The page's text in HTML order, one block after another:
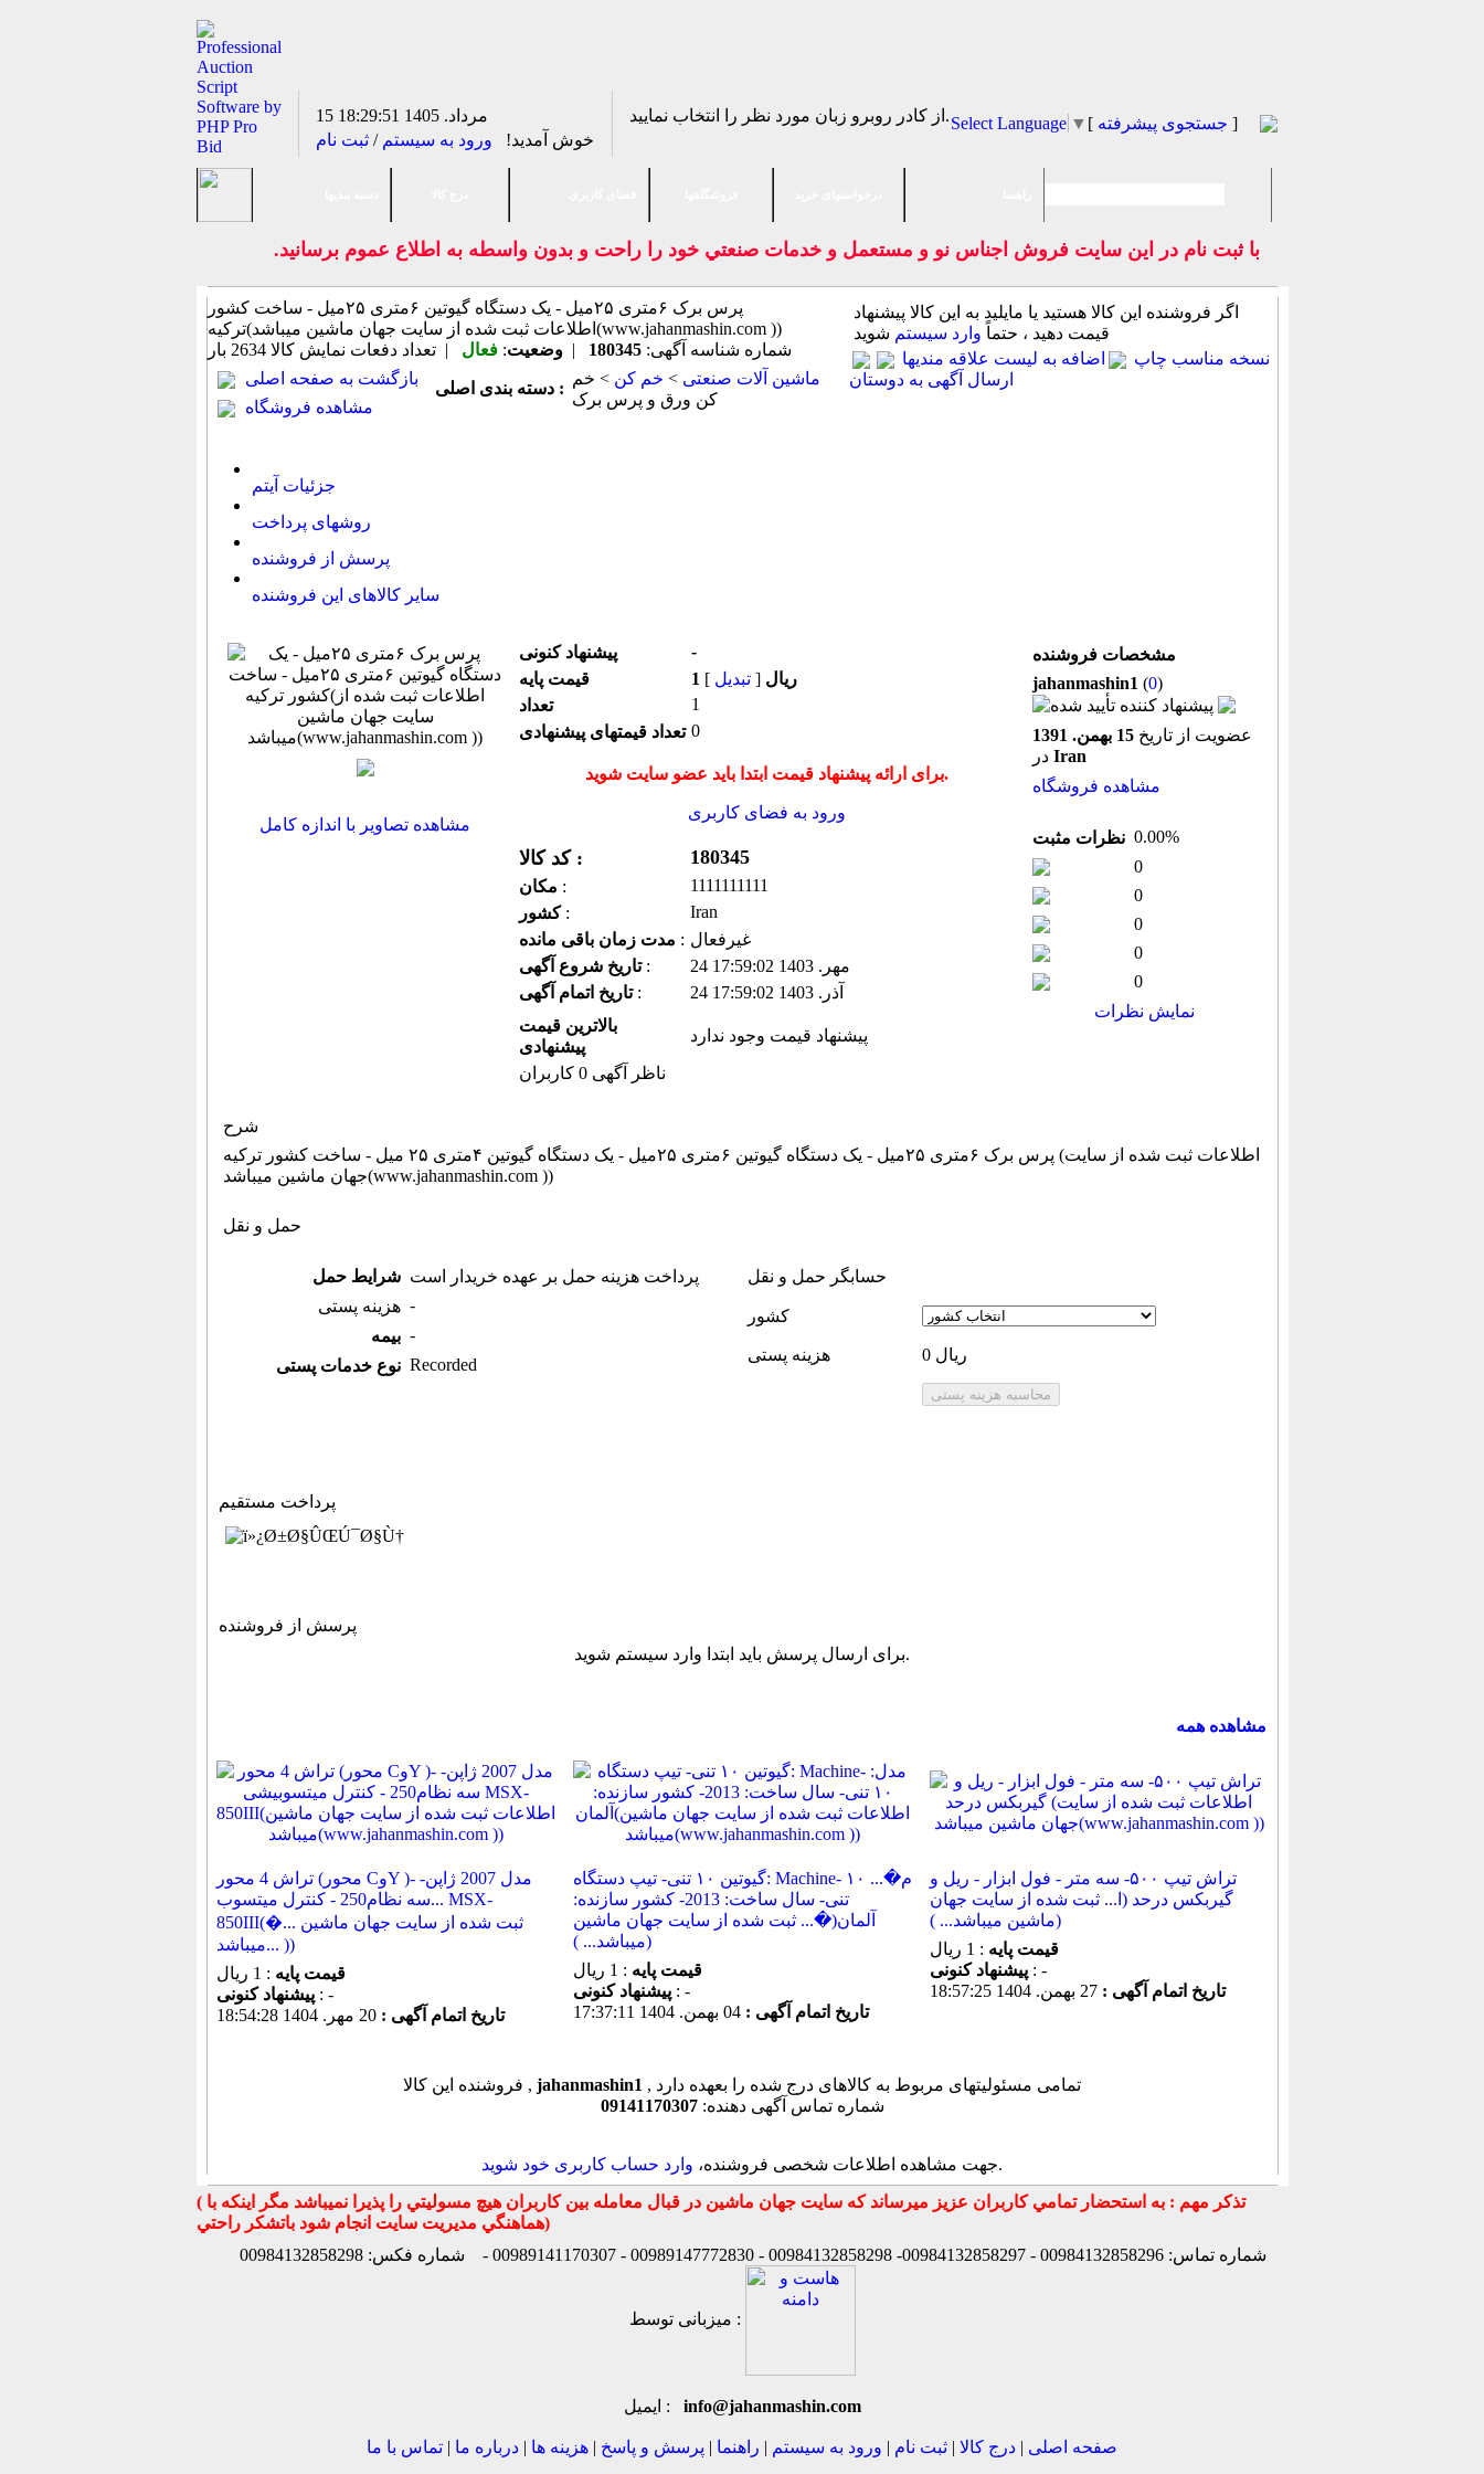
15 مرداد. 1405
18:29:51
خوش آمدید! ورود به سیستم /ثبت نام
از كادر روبرو زبان مورد نظر را انتخاب نماييد.Select Language ▼ [ جستجوی پیشرفته ]
با ثبت نام در اين سايت فروش اجناس نو و مستعمل و خدمات صنعتي خود را راحت و بدون واسطه به اطلاع عموم برسانيد.
پرس برک ۶متری ۲۵میل - یک دستگاه گیوتین ۶متری ۲۵میل - ساخت کشور
ترکیه(اطلاعات ثبت شده از سایت جهان ماشین میباشد(www.jahanmashin.com ))
شماره شناسه آگهی:180345
|وضعیت:فعال | تعداد دفعات نمایش كالا2634 بار
بازگشت به صفحه اصلی
مشاهده فروشگاه
دسته بندی اصلی :
ماشين آلات صنعتی > خم كن > خم
کن ورق و پرس برک
اگر فروشنده این كالا هستید یا مایلید به این كالا پیشنهاد
قیمت دهید ، حتماً وارد سیستم شوید
نسخه مناسب چاپ
اضافه به لیست علاقه مندیها
ارسال آگهی به دوستان
جزئیات آیتم
روشهای پرداخت
پرسش از فروشنده
سایر کالاهای این فروشنده
مشاهده تصاویر با اندازه کامل
پیشنهاد كنونی
-
قیمت پایه
1 ریال[تبدیل]
تعداد
1
تعداد قیمتهای پیشنهادی 0
برای ارائه پیشنهاد قیمت ابتدا باید عضو سایت شوید.
ورود به فضای كاربری
کد کالا : 180345
:
1111111111
كشور :
Iran
: غیرفعال
تاریخ شروع آگهی :
24 مهر. 1403 17:59:02
تاریخ اتمام آگهی :
24 آذر. 1403 17:59:02
بالاترین قیمت
پیشنهادی
پیشنهاد قیمت وجود ندارد
ناظر آگهی 0 کاربران
مشخصات فروشنده
jahanmashin1 (0)
عضویت از تاریخ15 بهمن. 1391
در Iran
مشاهده فروشگاه
نظرات مثبت 0.00%
0
0
0
0
0
نمایش نظرات
شرح
پرس برک ۶متری ۲۵میل - یک دستگاه گیوتین ۶متری ۲۵میل - یک دستگاه گیوتین ۴متری ۲۵ میل - ساخت کشور ترکیه (اطلاعات ثبت شده از سایت
جهان ماشین میباشد(www.jahanmashin.com ))
حمل و نقل
شرایط حمل پرداخت هزینه حمل بر عهده خریدار است
هزینه پستی -
بیمه -
نوع خدمات پستی Recorded
حسابگر حمل و نقل
كشور
هزینه پستی 0 ریال
پرداخت مستقیم
پرسش از فروشنده
برای ارسال پرسش باید ابتدا وارد سیستم شوید.
مشاهده همه
تراش 4 محور (محور CوY )- مدل 2007 ژاپن-
سه نظام250 - کنترل میتسوب... MSX-
850III(�... ثبت شده از سایت جهان ماشین
میباشد... ))
قیمت پایه : 1 ریال
پیشنهاد كنونی : -
تاریخ اتمام آگهی : 20 مهر. 1404 18:54:28
گیوتین ۱۰ تنی- تیپ دستگاه: Machine- م�... ۱۰
تنی- سال ساخت: 2013- کشور سازنده:
آلمان(�... ثبت شده از سایت جهان ماشین
میباشد... ))
قیمت پایه : 1 ریال
پیشنهاد كنونی : -
تاریخ اتمام آگهی : 04 بهمن. 1404 17:37:11
تراش تیپ ۵۰۰- سه متر - فول ابزار - ریل و
گیربکس درحد (ا... ثبت شده از سایت جهان
ماشین میباشد... ))
قیمت پایه : 1 ریال
پیشنهاد كنونی : -
تاریخ اتمام آگهی : 27 بهمن. 1404 18:57:25
فروشنده این کالا , jahanmashin1
, تمامی مسئولیتهای مربوط به کالاهای درج شده را بعهده دارد
شماره تماس آگهی دهنده:09141170307
جهت مشاهده اطلاعات شخصی فروشنده، وارد حساب کاربری خود شوید
.
( تذكر مهم : به استحضار تمامي كاربران عزيز ميرساند كه سايت جهان ماشين در قبال معامله بين كاربران هيچ مسوليتي را پذيرا نميباشد مگر اينكه با
هماهنگي مديريت سايت انجام شود باتشكر راحتي)
شماره تماس: 00984132858296 - 00984132858297- 00984132858298 - 00989147772830 - 00989141170307 -
شماره فکس: 00984132858298
میزبانی توسط :
ایمیل : info@jahanmashin.com
صفحه اصلی | درج کالا | ثبت نام | ورود به سیستم | راهنما | پرسش و پاسخ | هزینه ها | درباره ما | تماس با ما